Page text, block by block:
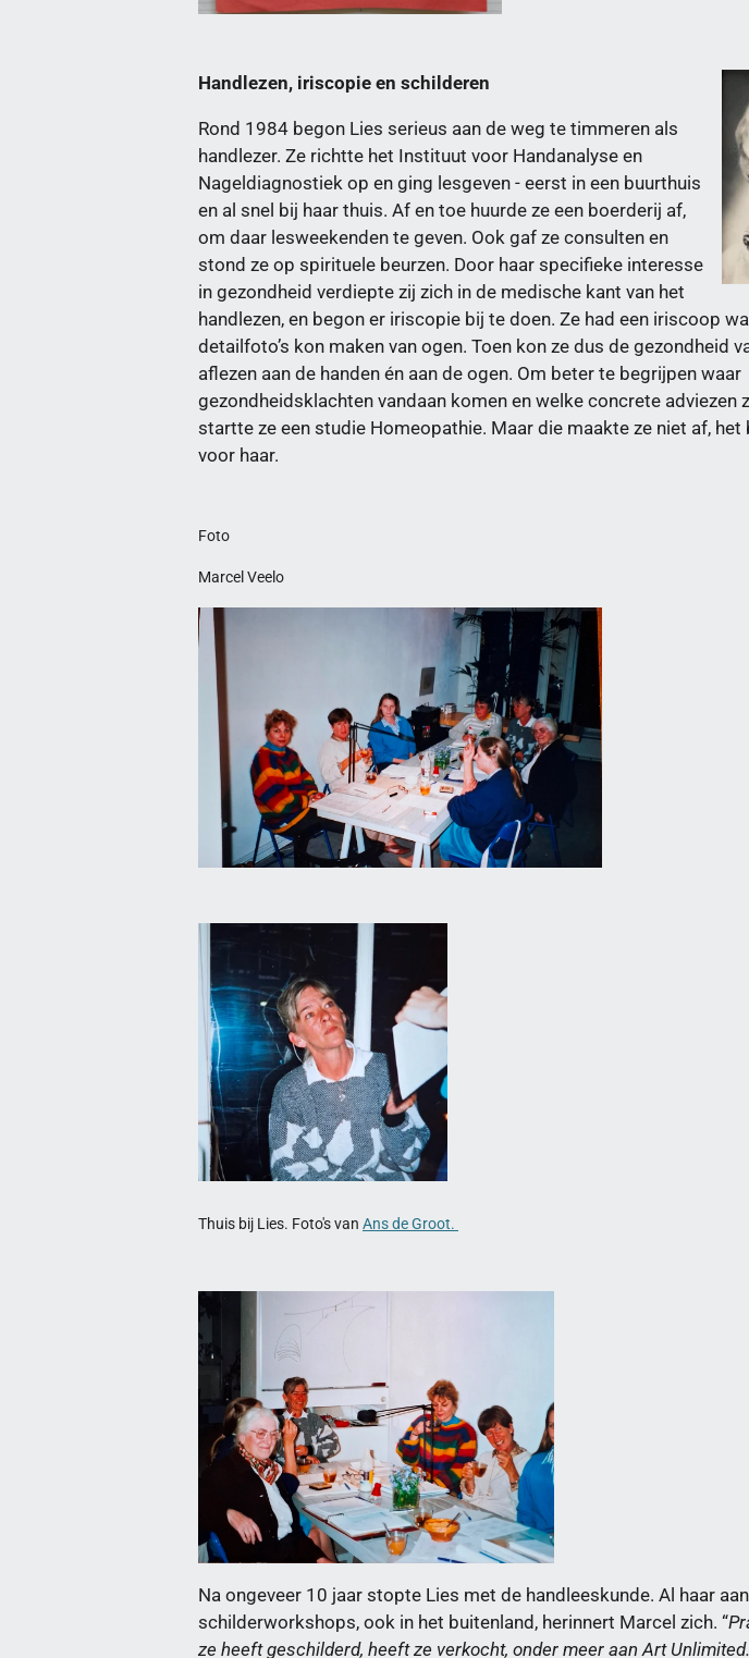
Handlezen, iriscopie en schilderen
Rond 1984 begon Lies serieus aan de weg te timmeren als
handlezer. Ze richtte het Instituut voor Handanalyse en
Nageldiagnostiek op en ging lesgeven - eerst in een buurthuis
en al snel bij haar thuis. Af en toe huurde ze een boerderij af,
om daar lesweekenden te geven. Ook gaf ze consulten en
stond ze op spirituele beurzen. Door haar specifieke interesse
in gezondheid verdiepte zij zich in de medische kant van het
handlezen, en begon er iriscopie bij te doen. Ze had een iriscoop
detailfoto’s kon maken van ogen. Toen kon ze dus de gezondheid
aflezen aan de handen én aan de ogen. Om beter te begrijpen waar
gezondheidsklachten vandaan komen en welke concrete adviezen
startte ze een studie Homeopathie. Maar die maakte ze niet af, het
voor haar.
Foto
Marcel Veelo
Thuis bij Lies. Foto's van Ans de Groot.
Na ongeveer 10 jaar stopte Lies met de handleeskunde. Al haar
schilderworkshops, ook in het buitenland, herinnert Marcel zich. “
ze heeft geschilderd, heeft ze verkocht, onder meer aan Art